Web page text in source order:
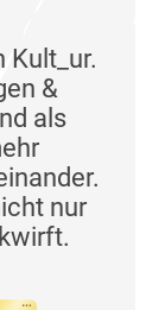
Kult_ur.
&
als
nur